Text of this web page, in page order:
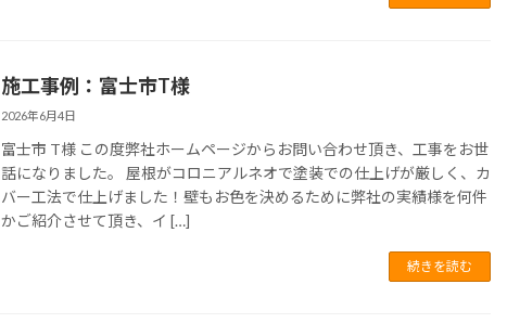
施工事例：富士市T様
2026年6月4日
富士市 T様 この度弊社ホームページからお問い合わせ頂き、工事をお世
話になりました。 屋根がコロニアルネオで塗装での仕上げが厳しく、カ
バー工法で仕上げました！壁もお色を決めるために弊社の実績様を何件
かご紹介させて頂き、イ […]
続きを読む